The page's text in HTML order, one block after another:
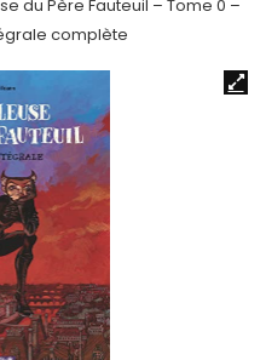
du Père Fauteuil – Tome 0 –
complète